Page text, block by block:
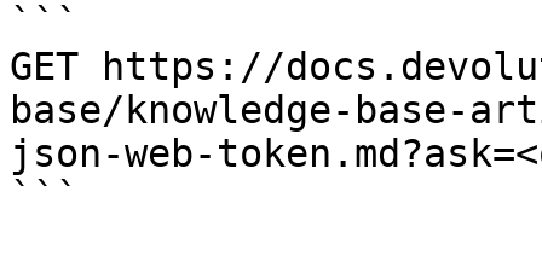
```
GET https://
base/knowledge-
json-web-
```